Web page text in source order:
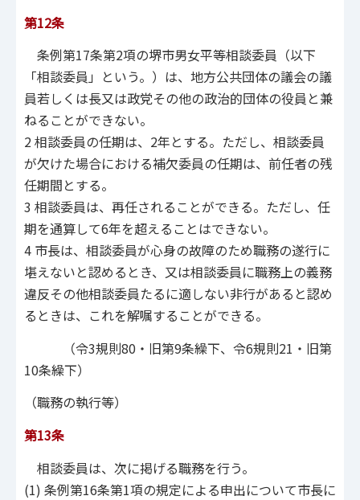
第12条
条例第17条第2項の堺市男女平等相談委員（以下
「相談委員」という。）は、地方公共団体の議会の議
員若しくは長又は政党その他の政治的団体の役員と兼
ねることができない。
2 相談委員の任期は、2年とする。ただし、相談委員
が欠けた場合における補欠委員の任期は、前任者の残
任期間とする。
3 相談委員は、再任されることができる。ただし、任
期を通算して6年を超えることはできない。
4 市長は、相談委員が心身の故障のため職務の遂行に
堪えないと認めるとき、又は相談委員に職務上の義務
違反その他相談委員たるに適しない非行があると認め
るときは、これを解嘱することができる。
（令3規則80・旧第9条繰下、令6規則21・旧第
10条繰下）
（職務の執行等）
第13条
相談委員は、次に掲げる職務を行う。
(1) 条例第16条第1項の規定による申出について市長に